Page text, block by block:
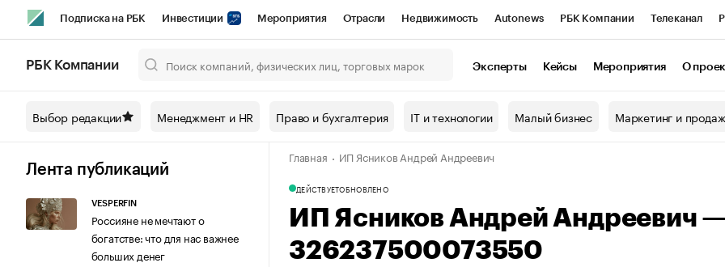
Подписка на РБК Инвестиции Мероприятия Отрасли Недвижимость Autonews РБК Компании Телеканал
Спецпроекты СПб Конференции СПб Спецпроекты Проверка контрагентов
Технологии и медиа Рынок наличной валюты
РБК Компании Эксперты Кейсы Мероприятия О
Выбор редакции Менеджмент и HR Право и бухгалтерия IT и технологии Малый бизнес Маркетинг и
Лента публикаций
VESPERFIN
Россияне не мечтают о
богатстве: что для нас важнее
больших денег
Главная ИП Ясников Андрей Андреевич
ДЕЙСТВУЕТОБНОВЛЕНО
ИП Ясников Андрей Андреевич
326237500073550